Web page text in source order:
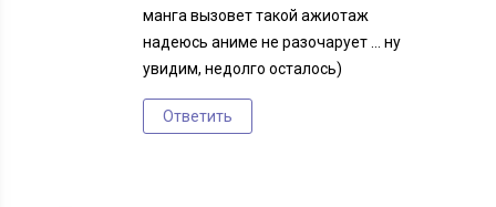
манга вызовет такой ажиотаж
надеюсь аниме не разочарует … ну
увидим, недолго осталось)
Ответить